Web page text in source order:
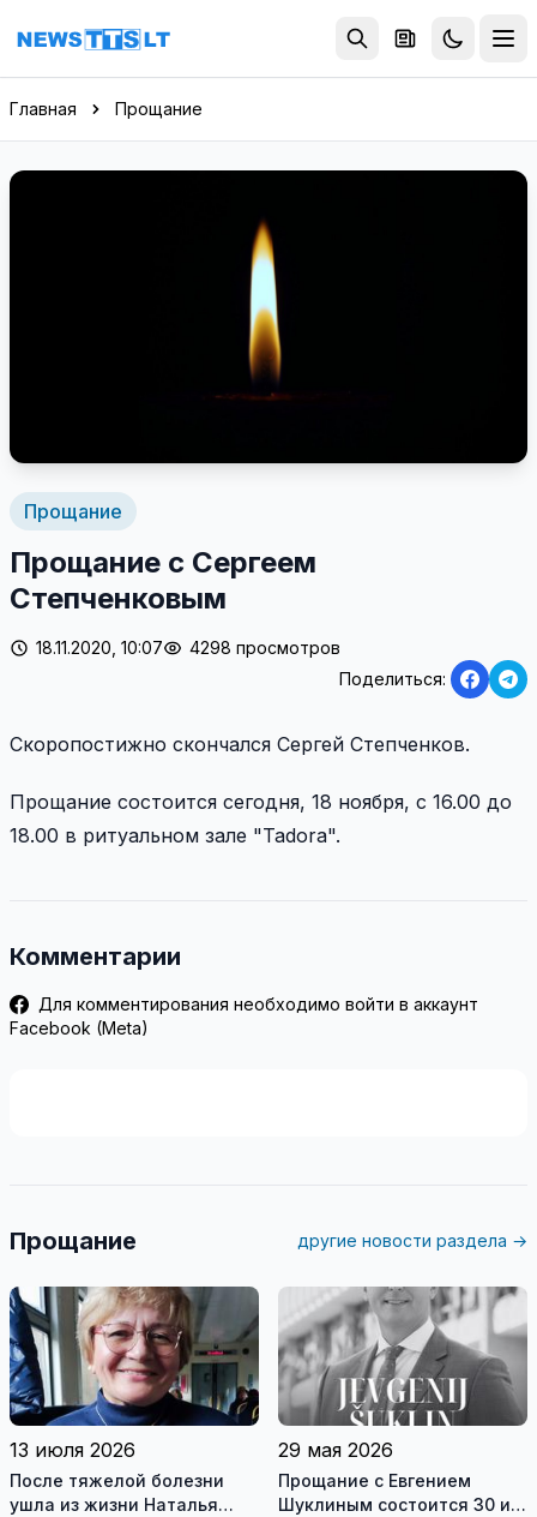
Перейти к содержимому
Главная Прощание
Прощание
Прощание с Сергеем
Степченковым
18.11.2020, 10:07
4298 просмотров
Поделиться:
Скоропостижно скончался Сергей Степченков.
Прощание состоится сегодня, 18 ноября, с 16.00 до
18.00 в ритуальном зале "Tadora".
Комментарии
Для комментирования необходимо войти в аккаунт
Facebook (Meta)
Прощание другие новости раздела →
13 июля 2026
После тяжелой болезни
ушла из жизни Наталья
29 мая 2026
Прощание с Евгением
Шуклиным состоится 30 и